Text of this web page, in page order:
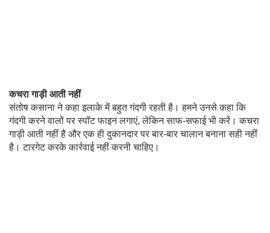
कचरा गाड़ी आती नहीं
संतोष कसाना ने कहा इलाके में बहुत गंदगी रहती है। हमने उनसे कहा कि
गंदगी करने वालों पर स्पॉट फाइन लगाएं, लेकिन साफ-सफाई भी करें। कचरा
गाड़ी आती नहीं है और एक ही दुकानदार पर बार-बार चालान बनाना सही नहीं
है। टारगेट करके कार्रवाई नहीं करनी चाहिए।